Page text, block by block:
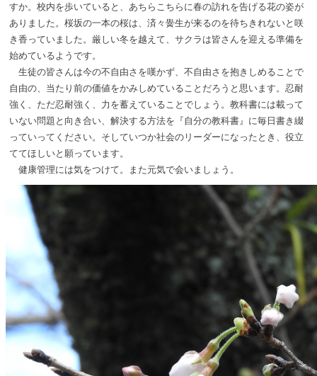
すか。校内を歩いていると、あちらこちらに春の訪れを告げる花の姿が
ありました。桜坂の一本の桜は、済々黌生が来るのを待ちきれないと咲
き香っていました。厳しい冬を越えて、サクラは皆さんを迎える準備を
始めているようです。
生徒の皆さんは今の不自由さを嘆かず、不自由さを抱きしめることで
自由の、当たり前の価値をかみしめていることだろうと思います。忍耐
強く、ただ忍耐強く、力を蓄えていることでしょう。教科書には載って
いない問題と向き合い、解決する方法を『自分の教科書』に毎日書き綴
っていってください。そしていつか社会のリーダーになったとき、役立
ててほしいと願っています。
健康管理には気をつけて。また元気で会いましょう。